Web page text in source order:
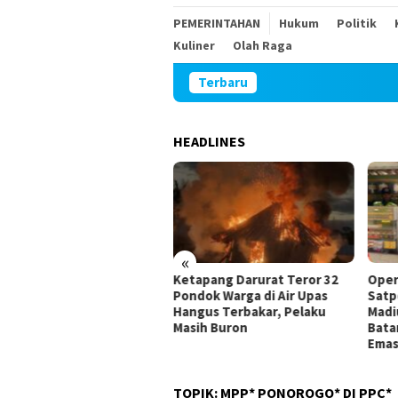
PEMERINTAHAN Hukum Politik
Kuliner
Olah Raga
Terbaru
HEADLINES
«
Operasi Bersama BKCHT,
Satpol PP dan Bea Cukai
Madiun Amanan Ratusan
Batang Rokok Merek Tintas
TOPIK: MPP* PONOROGO* DI PPC*